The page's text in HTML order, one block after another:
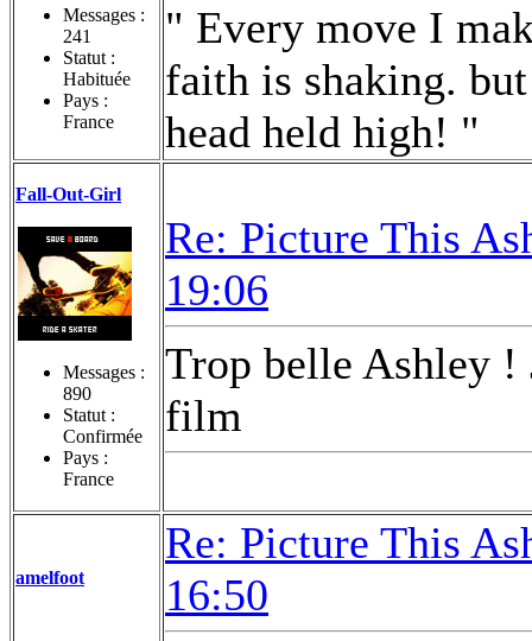
Messages :
241
Statut :
Habituée
Pays :
France
" Every move I
faith is shaking.
head held high! "
Fall-Out-Girl
Messages :
890
Statut :
Confirmée
Pays :
France
Re: Picture This
19:06
Trop belle Ashley !
film
amelfoot
Re: Picture This
16:50